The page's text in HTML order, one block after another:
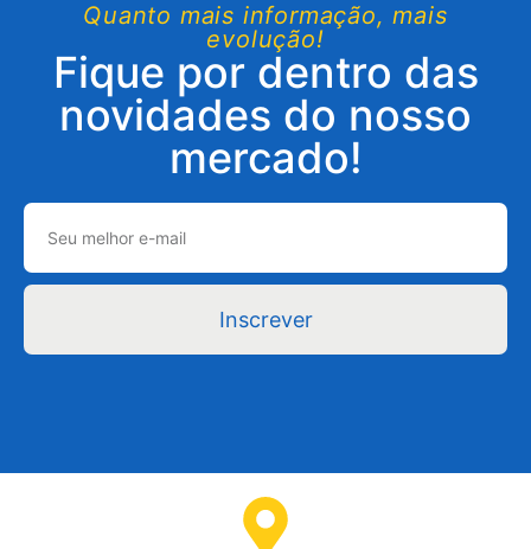
Quanto mais informação, mais
evolução!
Fique por dentro das
novidades do nosso
mercado!
Inscrever